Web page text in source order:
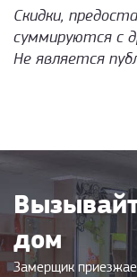
Скидки,
суммируются с
Не является
дом
Замерщик